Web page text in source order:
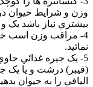
وزن و شرايط حيوان در
بيشتري نياز باشد يک
4- مراقب وزن اسب
نمائيد.
5- يک جيره غذائي
(فيبر) درشت و يا يک
اليافي را به حيوان